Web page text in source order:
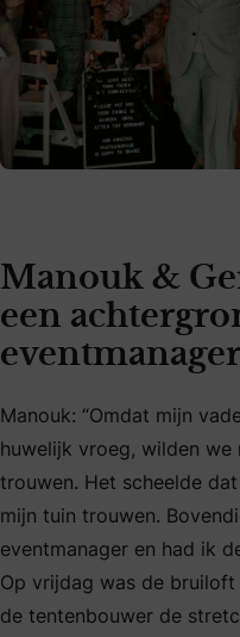
Manouk &
een
Manouk: “Omdat mijn
huwelijk vroeg, wilden
trouwen. Het scheelde
mijn tuin trouwen.
eventmanager en had ik
Op vrijdag was de
de tentenbouwer de